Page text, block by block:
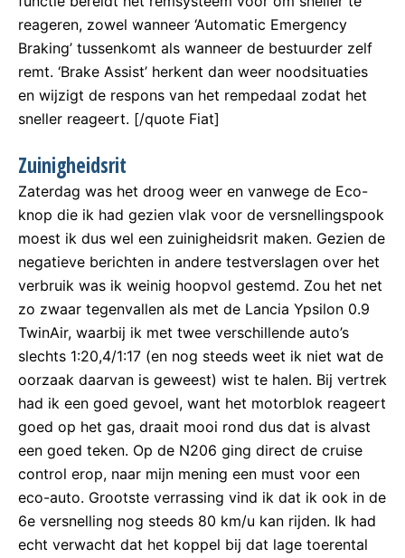
reageren, zowel wanneer ‘Automatic Emergency
Braking’ tussenkomt als wanneer de bestuurder zelf
remt. ‘Brake Assist’ herkent dan weer noodsituaties
en wijzigt de respons van het rempedaal zodat het
sneller reageert. [/quote Fiat]
Zuinigheidsrit
Zaterdag was het droog weer en vanwege de Eco-
knop die ik had gezien vlak voor de versnellingspook
moest ik dus wel een zuinigheidsrit maken. Gezien de
negatieve berichten in andere testverslagen over het
verbruik was ik weinig hoopvol gestemd. Zou het net
zo zwaar tegenvallen als met de Lancia Ypsilon 0.9
TwinAir, waarbij ik met twee verschillende auto’s
slechts 1:20,4/1:17 (en nog steeds weet ik niet wat de
oorzaak daarvan is geweest) wist te halen. Bij vertrek
had ik een goed gevoel, want het motorblok reageert
goed op het gas, draait mooi rond dus dat is alvast
een goed teken. Op de N206 ging direct de cruise
control erop, naar mijn mening een must voor een
eco-auto. Grootste verrassing vind ik dat ik ook in de
6e versnelling nog steeds 80 km/u kan rijden. Ik had
echt verwacht dat het koppel bij dat lage toerental